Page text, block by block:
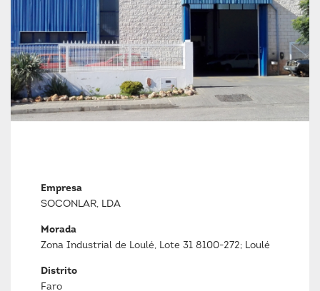
Empresa
SOCONLAR, LDA
Morada
Zona Industrial de Loulé, Lote 31 8100-272; Loulé
Distrito
Faro